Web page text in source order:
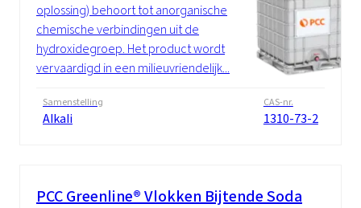
oplossing) behoort tot anorganische
chemische verbindingen uit de
hydroxidegroep. Het product wordt
vervaardigd in een milieuvriendelijk...
Samenstelling
Alkali
CAS-nr.
1310-73-2
PCC Greenline® Vlokken Bijtende Soda